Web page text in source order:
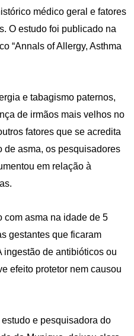
médico geral e fatores
O estudo foi publicado na
“Annals of Allergy, Asthma
e tabagismo paternos,
de irmãos mais velhos no
fatores que se acredita
de asma, os pesquisadores
em relação à
com asma na idade de 5
gestantes que ficaram
ingestão de antibióticos ou
efeito protetor nem causou
e pesquisadora do